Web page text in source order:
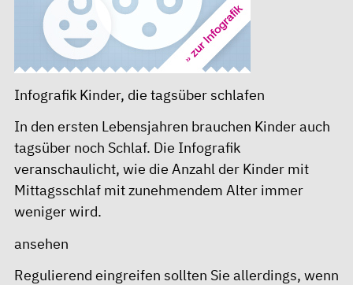
Infografik Kinder, die tagsüber schlafen
In den ersten Lebensjahren brauchen Kinder auch
tagsüber noch Schlaf. Die Infografik
veranschaulicht, wie die Anzahl der Kinder mit
Mittagsschlaf mit zunehmendem Alter immer
weniger wird.
ansehen
Regulierend eingreifen sollten Sie allerdings, wenn